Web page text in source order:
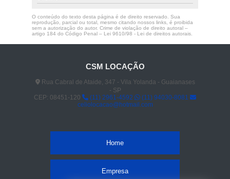
O conteúdo do texto desta página é de direito reservado. Sua
reprodução, parcial ou total, mesmo citando nossos links, é proibida
sem a autorização do autor. Crime de violação de direito autoral –
artigo 184 do Código Penal – Lei 9610/98 - Lei de direitos autorais.
CSM LOCAÇÃO
Rua Cabral de Ataide, 347 - Vila Yolanda - Guaianases
- SP
CEP: 08451-120
(11) 2961-4592
(11) 94030-8081
celiolocacao@hotmail.com
Home
Empresa